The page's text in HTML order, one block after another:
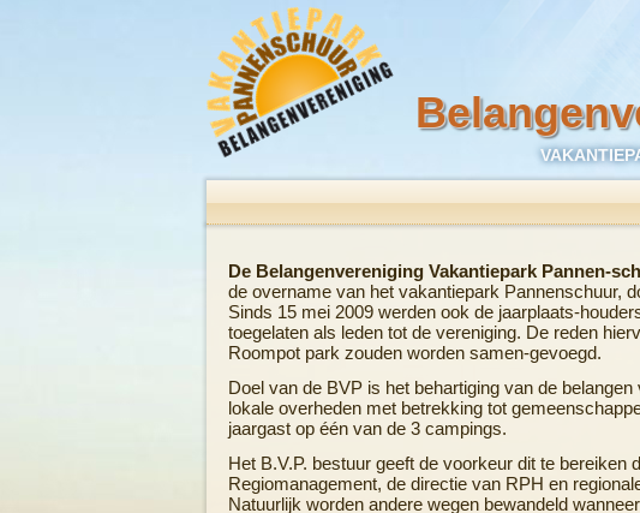
De Belangenvereniging Vakantiepark Pannen-
de overname van het vakantiepark Pannenschuur,
Sinds 15 mei 2009 werden ook de jaarplaats-
toegelaten als leden tot de vereniging. De reden
Roompot park zouden worden samen-gevoegd.
Doel van de BVP is het behartiging van de
lokale overheden met betrekking tot
jaargast op één van de 3 campings.
Het B.V.P. bestuur geeft de voorkeur dit te
Regiomanagement, de directie van RPH en
Natuurlijk worden andere wegen bewandeld